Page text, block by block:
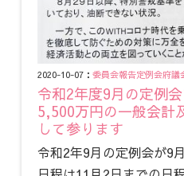
2020-10-07：委員会報告定例会府議
令和2年度9月の定例
5,500万円の一般会計
して参ります
令和2年9月の定例会が9